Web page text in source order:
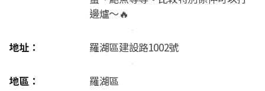
邊爐～🔥
地址： 羅湖區建設路1002號
地區： 羅湖區